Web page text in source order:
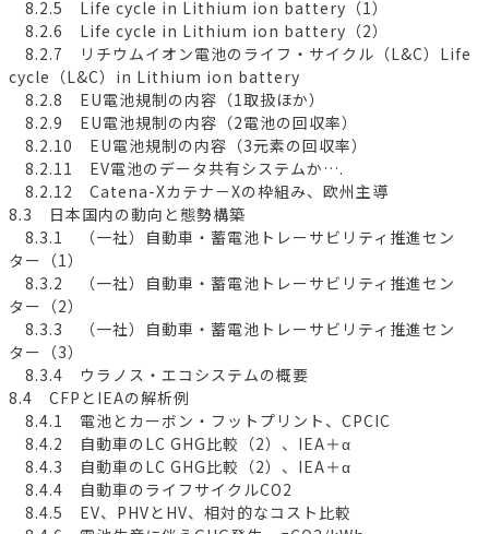
8.2.5 Life cycle in Lithium ion battery（1）
8.2.6 Life cycle in Lithium ion battery（2）
8.2.7 リチウムイオン電池のライフ・サイクル（L&C）Life
cycle（L&C）in Lithium ion battery
8.2.8 EU電池規制の内容（1取扱ほか）
8.2.9 EU電池規制の内容（2電池の回収率）
8.2.10 EU電池規制の内容（3元素の回収率）
8.2.11 EV電池のデータ共有システムか….
8.2.12 Catena-Xカテナ－Xの枠組み、欧州主導
8.3 日本国内の動向と態勢構築
8.3.1 （一社）自動車・蓄電池トレーサビリティ推進セン
ター（1）
8.3.2 （一社）自動車・蓄電池トレーサビリティ推進セン
ター（2）
8.3.3 （一社）自動車・蓄電池トレーサビリティ推進セン
ター（3）
8.3.4 ウラノス・エコシステムの概要
8.4 CFPとIEAの解析例
8.4.1 電池とカーボン・フットプリント、CPCIC
8.4.2 自動車のLC GHG比較（2）、IEA＋α
8.4.3 自動車のLC GHG比較（2）、IEA＋α
8.4.4 自動車のライフサイクルCO2
8.4.5 EV、PHVとHV、相対的なコスト比較